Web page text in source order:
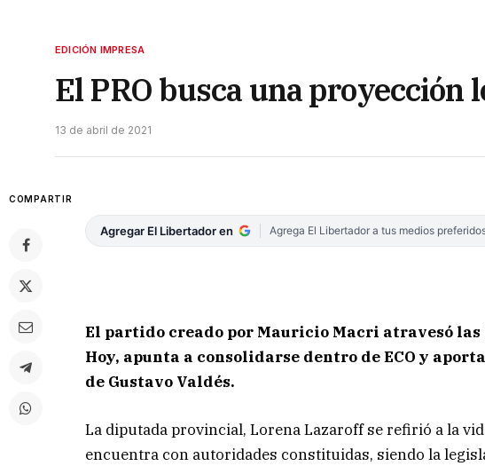
EDICIÓN IMPRESA
El PRO busca una proyección
13 de abril de 2021
COMPARTIR
Agregar El Libertador en Agrega El Libertador a tus medios
El partido creado por Mauricio Macri atravesó
Hoy, apunta a consolidarse dentro de ECO y
de Gustavo Valdés.
La diputada provincial, Lorena Lazaroff se refirió a la
encuentra con autoridades constituidas, siendo la